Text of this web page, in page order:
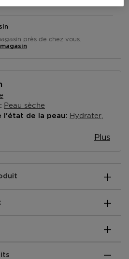
près de chez vous.
Peau sèche
l'état de la peau Hydrater
Plus